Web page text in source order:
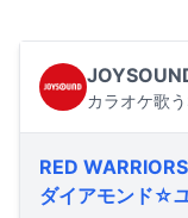
カラオケ歌
RED WARRIORS
ダイアモンド☆